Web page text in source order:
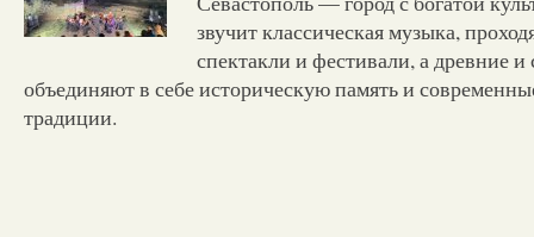
звучит классическая музыка,
спектакли и фестивали, а древние
объединяют в себе историческую память и
традиции.